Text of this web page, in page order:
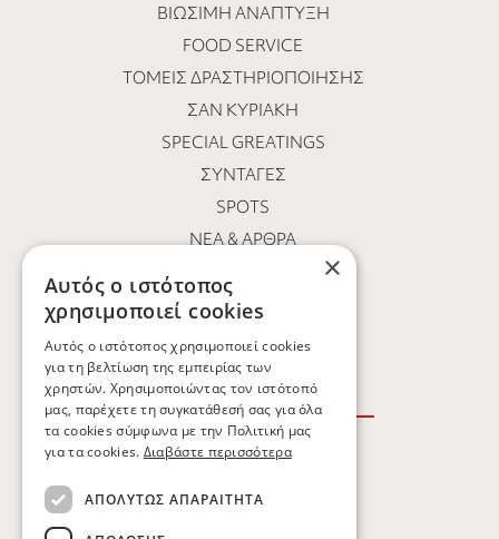
ΒΙΏΣΙΜΗ ΑΝΆΠΤΥΞΗ
FOOD SERVICE
ΤΟΜΕΊΣ ΔΡΑΣΤΗΡΙΟΠΟΊΗΣΗΣ
ΣΑΝ ΚΥΡΙΑΚΉ
SPECIAL GREATINGS
ΣΥΝΤΑΓΈΣ
SPOTS
ΝΕΑ & ΑΡΘΡΑ
ΟΙ ΆΝΘΡΩΠΟΙ ΜΑΣ
ΕΥΚΑΙΡΊΕΣ ΚΑΡΙΈΡΑΣ
ΕΠΙΚΟΙΝΩΝΙΑ
ΠΟΛΙΤΙΚΗ ΑΠΟΡΡΗΤΟΥ
×
Αυτός ο ιστότοπος
χρησιμοποιεί cookies
Αυτός ο ιστότοπος χρησιμοποιεί cookies
για τη βελτίωση της εμπειρίας των
χρηστών. Χρησιμοποιώντας τον ιστότοπό
μας, παρέχετε τη συγκατάθεσή σας για όλα
τα cookies σύμφωνα με την Πολιτική μας
για τα cookies. Διαβάστε περισσότερα
ΑΠΟΛΎΤΩΣ ΑΠΑΡΑΊΤΗΤΑ